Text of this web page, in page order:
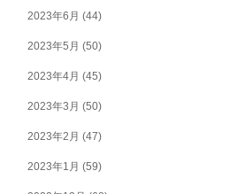
2023年6月 (44)
2023年5月 (50)
2023年4月 (45)
2023年3月 (50)
2023年2月 (47)
2023年1月 (59)